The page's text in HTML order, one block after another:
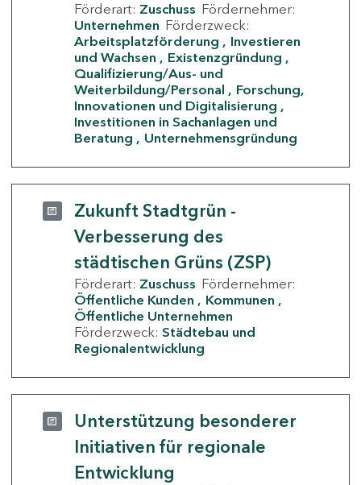
Förderart: Zuschuss Fördernehmer:
Unternehmen Förderzweck:
Arbeitsplatzförderung
Investieren
und Wachsen
Existenzgründung
Qualifizierung/Aus- und
Weiterbildung/Personal
Forschung,
Innovationen und Digitalisierung
Investitionen in Sachanlagen und
Beratung
Unternehmensgründung
Zukunft Stadtgrün -
Verbesserung des
städtischen Grüns (ZSP)
Förderart: Zuschuss Fördernehmer:
Öffentliche Kunden
Kommunen
Öffentliche Unternehmen
Förderzweck: Städtebau und
Regionalentwicklung
Unterstützung besonderer
Initiativen für regionale
Entwicklung